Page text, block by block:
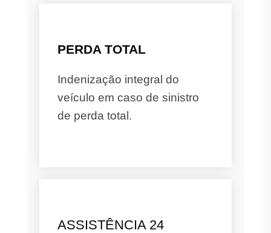
PERDA TOTAL
Indenização integral do
veículo em caso de sinistro
de perda total.
ASSISTÊNCIA 24